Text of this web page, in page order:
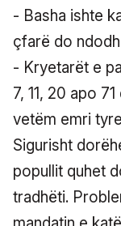
- Basha ishte
çfarë do
- Kryetarët e
7, 11, 20 apo
vetëm emri
Sigurisht
popullit quhet
tradhëti.